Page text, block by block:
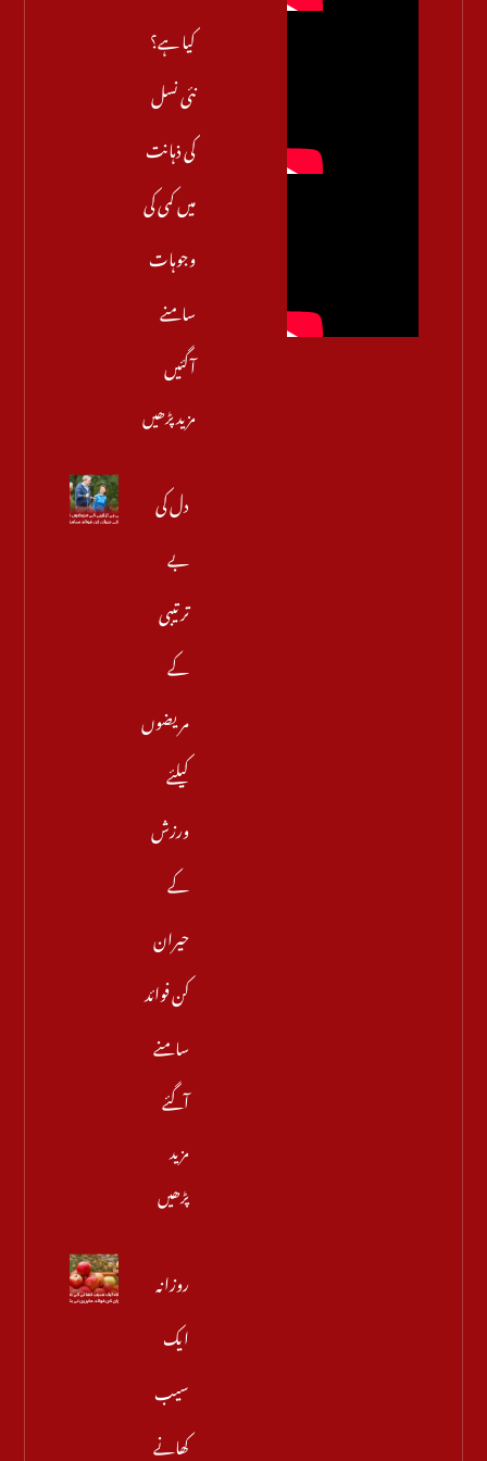
کیا ہے؟
نئی نسل
کی ذہانت
میں کمی کی
وجوہات
سامنے
آگئیں
مزید پڑھیں
دل کی
بے
ترتیبی
کے
مریضوں
کیلئے
ورزش
کے
حیران
کن فوائد
سامنے
آگئے
مزید
پڑھیں
روزانہ
ایک
سیب
کھانے